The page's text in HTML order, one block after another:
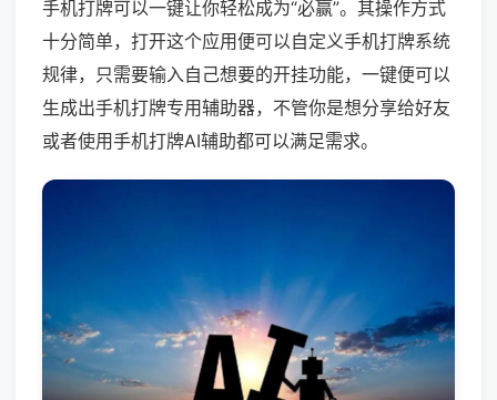
手机打牌可以一键让你轻松成为“必赢”。其操作方式
十分简单，打开这个应用便可以自定义手机打牌系统
规律，只需要输入自己想要的开挂功能，一键便可以
生成出手机打牌专用辅助器，不管你是想分享给好友
或者使用手机打牌AI辅助都可以满足需求。